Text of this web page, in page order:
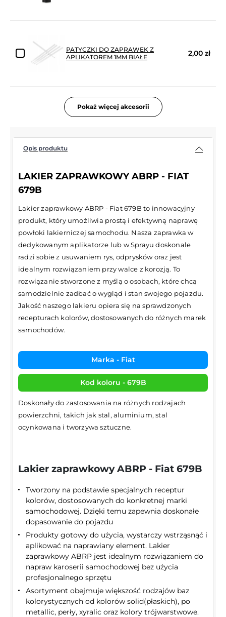
PATYCZKI DO ZAPRAWEK Z
APLIKATOREM 1MM BIAŁE
2,00 zł
Pokaż więcej akcesorii
Opis produktu
LAKIER ZAPRAWKOWY ABRP - FIAT
679B
Lakier zaprawkowy ABRP - Fiat 679B to innowacyjny
produkt, który umożliwia prostą i efektywną naprawę
powłoki lakierniczej samochodu. Nasza zaprawka w
dedykowanym aplikatorze lub w Sprayu doskonale
radzi sobie z usuwaniem rys, odprysków oraz jest
idealnym rozwiązaniem przy walce z korozją. To
rozwiązanie stworzone z myślą o osobach, które chcą
samodzielnie zadbać o wygląd i stan swojego pojazdu.
Jakość naszego lakieru opiera się na sprawdzonych
recepturach kolorów, dostosowanych do różnych marek
samochodów.
Marka - Fiat
Kod koloru - 679B
Doskonały do zastosowania na różnych rodzajach
powierzchni, takich jak stal, aluminium, stal
ocynkowana i tworzywa sztuczne.
Lakier zaprawkowy ABRP - Fiat 679B
Tworzony na podstawie specjalnych receptur
kolorów, dostosowanych do konkretnej marki
samochodowej. Dzięki temu zapewnia doskonałe
dopasowanie do pojazdu
Produkty gotowy do użycia, wystarczy wstrząsnąć i
aplikować na naprawiany element. Lakier
zaprawkowy ABRP jest idealnym rozwiązaniem do
napraw karoserii samochodowej bez użycia
profesjonalnego sprzętu
Asortyment obejmuje większość rodzajów baz
kolorystycznych od kolorów solid(płaskich), po
metallic, perły, xyralic oraz kolory trójwarstwowe.